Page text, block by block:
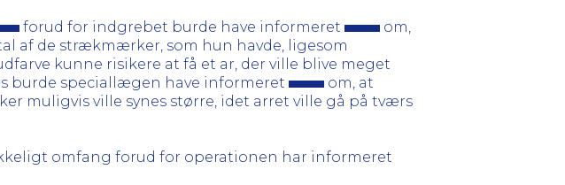
forud for indgrebet burde have informeret
om,
af de strækmærker, som hun havde, ligesom
kunne risikere at få et ar, der ville blive meget
burde speciallægen have informeret
om, at
muligvis ville synes større, idet arret ville gå på tværs
omfang forud for operationen har informeret